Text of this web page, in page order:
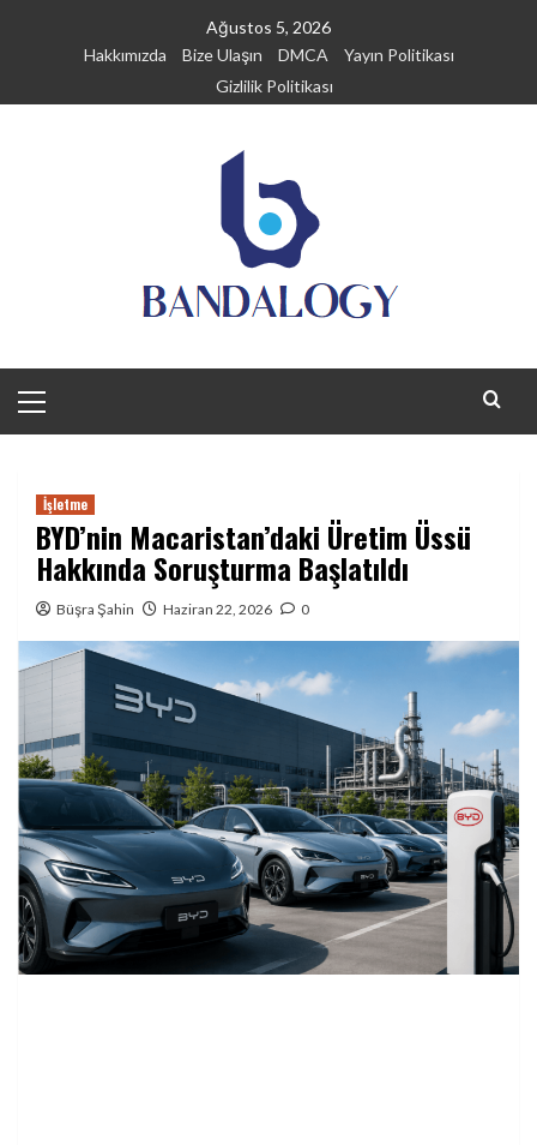
Ağustos 5, 2026
Hakkımızda
Bize Ulaşın DMCA
Yayın Politikası
Gizlilik Politikası
Menu
İşletme
BYD’nin Macaristan’daki Üretim Üssü
Hakkında Soruşturma Başlatıldı
Büşra Şahin Haziran 22, 2026 0